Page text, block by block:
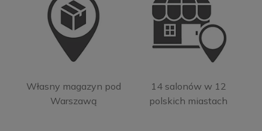
Własny magazyn pod
Warszawą
14 salonów w 12
polskich miastach